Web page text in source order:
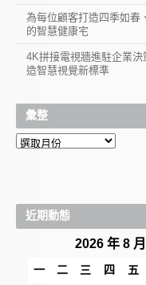
為每位顧客打造四季如春
的智慧健康宅
4K拼接電視牆進駐企業決
造智慧視覺新標準
彙整
彙
近期動態
2026 年 8 月
一 二 三 四 五